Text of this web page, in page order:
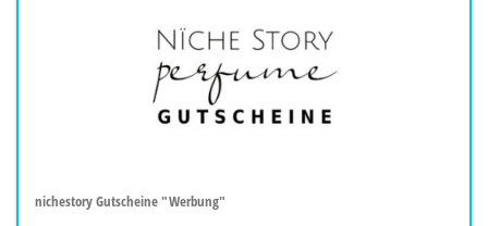
nichestory Gutscheine "Werbung"